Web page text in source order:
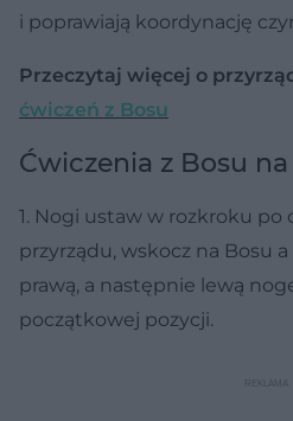
i poprawiają koordynację
Przeczytaj więcej o
ćwiczeń z Bosu
Ćwiczenia z Bosu
1. Nogi ustaw w rozkroku po
przyrządu, wskocz na Bosu
prawą, a następnie lewą
początkowej pozycji.